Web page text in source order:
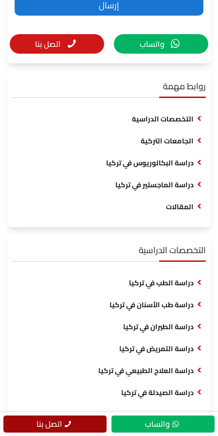
واتساب اتصل بنا
روابط مهمة
التخصصات الدراسية
الجامعات التركية
دراسة البكالوريوس في تركيا
دراسة الماجستير في تركيا
المقالات
التخصصات الدراسية
دراسة الطب في تركيا
دراسة طب الأسنان في تركيا
دراسة الطيران في تركيا
دراسة التمريض في تركيا
دراسة العلاج الطبيعي في تركيا
دراسة الصيدلة في تركيا
واتساب اتصل بنا